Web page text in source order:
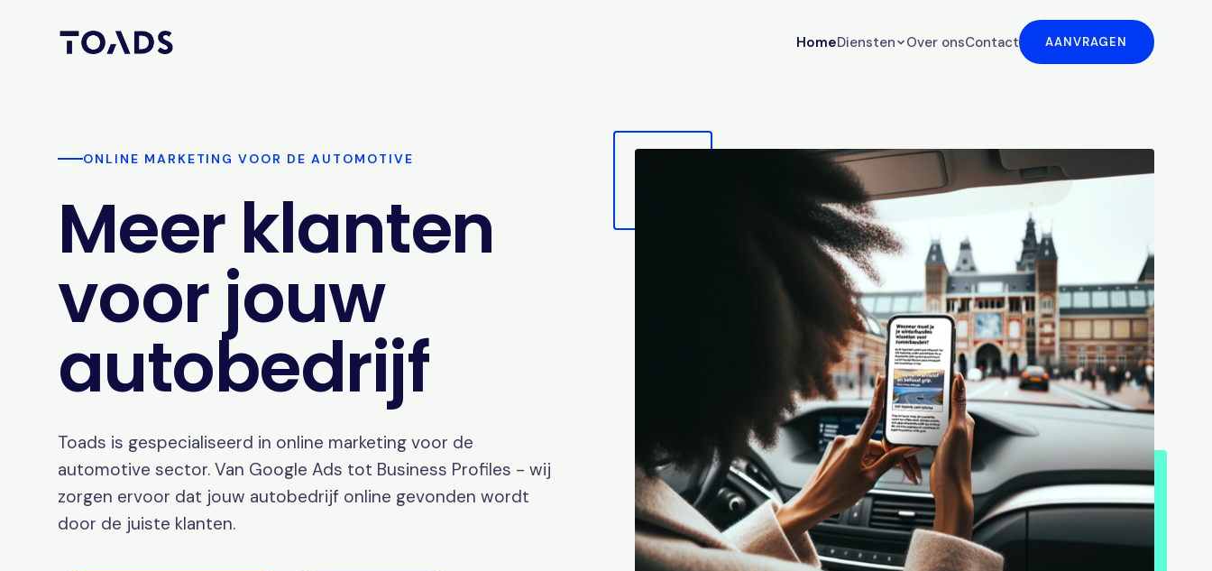
HomeDiensten Over onsContact AANVRAGEN
ONLINE MARKETING VOOR DE AUTOMOTIVE
Meer klanten
voor jouw
autobedrijf
Toads is gespecialiseerd in online marketing voor de
automotive sector. Van Google Ads tot Business Profiles - wij
zorgen ervoor dat jouw autobedrijf online gevonden wordt
door de juiste klanten.